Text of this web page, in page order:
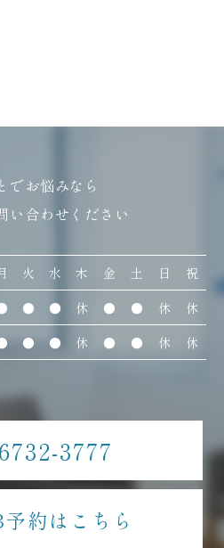
でお悩みなら
い合わせください
火 水 木 金 土 日
祝
● ● 休 ● ● 休
休
● ● 休 ● ● 休 休
3777
約はこちら